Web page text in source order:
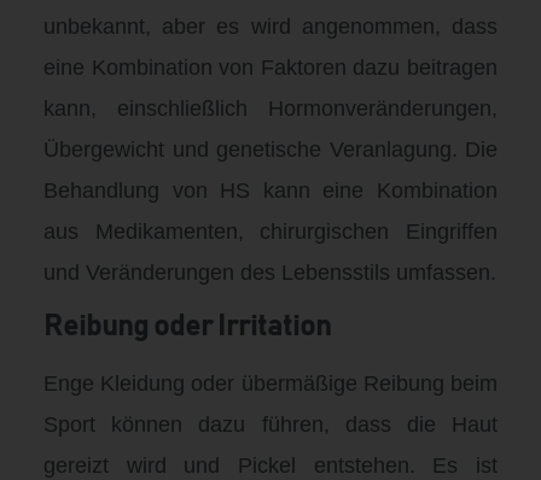
unbekannt, aber es wird angenommen, dass
eine Kombination von Faktoren dazu beitragen
kann, einschließlich Hormonveränderungen,
Übergewicht und genetische Veranlagung. Die
Behandlung von HS kann eine Kombination
aus Medikamenten, chirurgischen Eingriffen
und Veränderungen des Lebensstils umfassen.
Reibung oder Irritation
Enge Kleidung oder übermäßige Reibung beim
Sport können dazu führen, dass die Haut
gereizt wird und Pickel entstehen. Es ist